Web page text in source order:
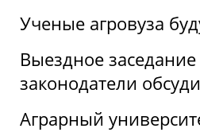
Ученые агровуза
Выездное
законодатели
Аграрный